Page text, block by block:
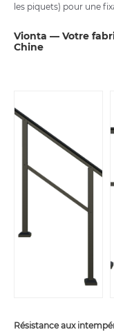
les piquets) pour une
Vionta — Votre
Chine
Résistance aux